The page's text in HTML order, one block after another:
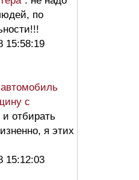
по
15:58:19
с
и отбирать
я этих
15:12:03